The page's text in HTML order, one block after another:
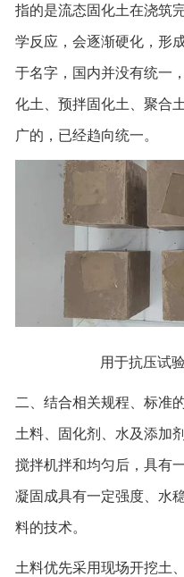
指的是流态固化土在浇筑
学反应，会逐渐硬化，形
于名字，国内并没有统一
化土、预拌固化土、聚合
广的，已经趋向统一。
用于抗压试
二、结合相关规程、标准
土料、固化剂、水及添加
搅拌机拌和均匀后，具有
凝固成具有一定强度、水
料的技术。
土料优先采用现场开挖土